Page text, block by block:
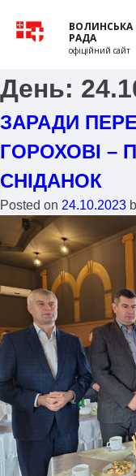
ВОЛИНСЬКА
РАДА
офіційний сайт
День:
ЗАРАДИ
ГОРОХОВІ –
СНІДАНОК
Posted on 24.10.2023